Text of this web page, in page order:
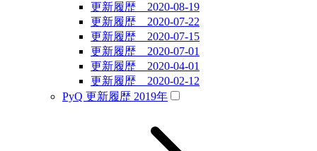
更新履歴 2020-08-19
更新履歴 2020-07-22
更新履歴 2020-07-15
更新履歴 2020-07-01
更新履歴 2020-04-01
更新履歴 2020-02-12
PyQ 更新履歴 2019年